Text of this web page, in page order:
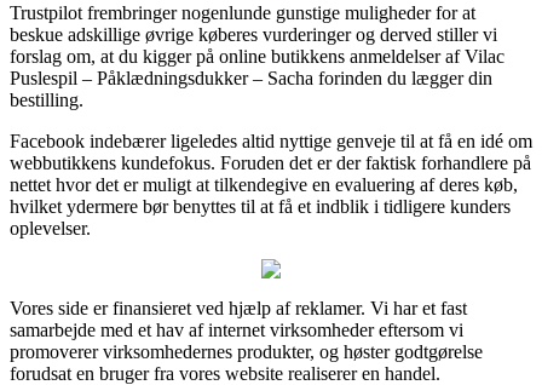
Trustpilot frembringer nogenlunde gunstige muligheder for at
beskue adskillige øvrige køberes vurderinger og derved stiller vi
forslag om, at du kigger på online butikkens anmeldelser af Vilac
Puslespil – Påklædningsdukker – Sacha forinden du lægger din
bestilling.
Facebook indebærer ligeledes altid nyttige genveje til at få en idé om
webbutikkens kundefokus. Foruden det er der faktisk forhandlere på
nettet hvor det er muligt at tilkendegive en evaluering af deres køb,
hvilket ydermere bør benyttes til at få et indblik i tidligere kunders
oplevelser.
Vores side er finansieret ved hjælp af reklamer. Vi har et fast
samarbejde med et hav af internet virksomheder eftersom vi
promoverer virksomhedernes produkter, og høster godtgørelse
forudsat en bruger fra vores website realiserer en handel.